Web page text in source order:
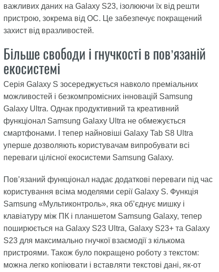
важливих даних на Galaxy S23, ізолюючи їх від решти
пристрою, зокрема від ОС. Це забезпечує покращений
захист від вразливостей.
Більше свободи і гнучкості в пов’язаній
екосистемі
Серія Galaxy S зосереджується навколо преміальних
можливостей і безкомпромісних інновацій Samsung
Galaxy Ultra. Однак продуктивний та креативний
функціонал Samsung Galaxy Ultra не обмежується
смартфонами. І тепер найновіші Galaxy Tab S8 Ultra
уперше дозволяють користувачам випробувати всі
переваги цілісної екосистеми Samsung Galaxy.
Пов’язаний функціонал надає додаткові переваги під час
користування всіма моделями серії Galaxy S. Функція
Samsung «Мультиконтроль», яка об’єднує мишку і
клавіатуру між ПК і планшетом Samsung Galaxy, тепер
поширюється на Galaxy S23 Ultra, Galaxy S23+ та Galaxy
S23 для максимально гнучкої взаємодії з кількома
пристроями. Також було покращено роботу з текстом:
можна легко копіювати і вставляти текстові дані, як-от